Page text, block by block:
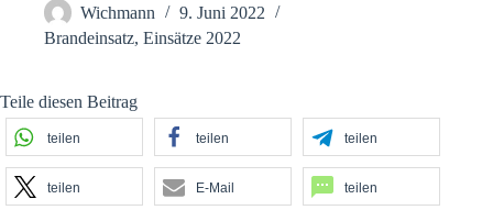
Wichmann
9. Juni 2022
Brandeinsatz, Einsätze 2022
Teile diesen Beitrag
teilen teilen teilen
teilen E-Mail teilen